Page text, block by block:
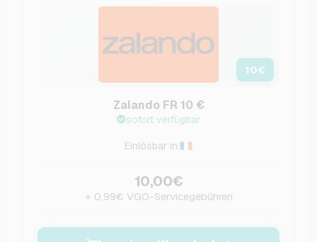
10€
Zalando FR 10 €
sofort verfügbar
Einlösbar in:
10,00€
+ 0,99€ VGO-Servicegebühren